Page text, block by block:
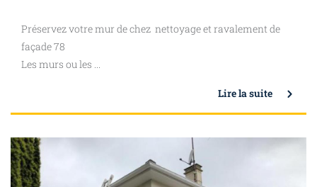
Préservez votre mur de chez nettoyage et ravalement de
façade 78
Les murs ou les ...
Lire la suite